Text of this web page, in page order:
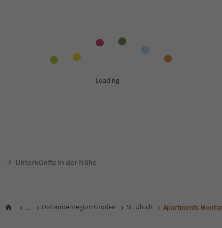
Unterkünfte in der Nähe
... Dolomitenregion Gröden St. Ulrich Apartments